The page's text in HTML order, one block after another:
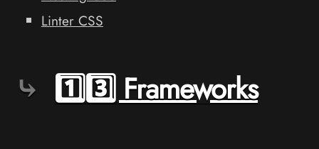
Linter CSS
1️⃣3️⃣ Frameworks